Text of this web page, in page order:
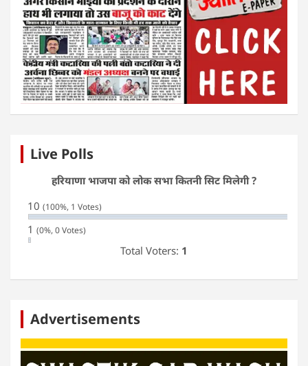
Live Polls
हरियाणा भाजपा को लोक सभा कितनी सिट मिलेगी ?
10 (100%, 1 Votes)
1 (0%, 0 Votes)
Total Voters: 1
Advertisements